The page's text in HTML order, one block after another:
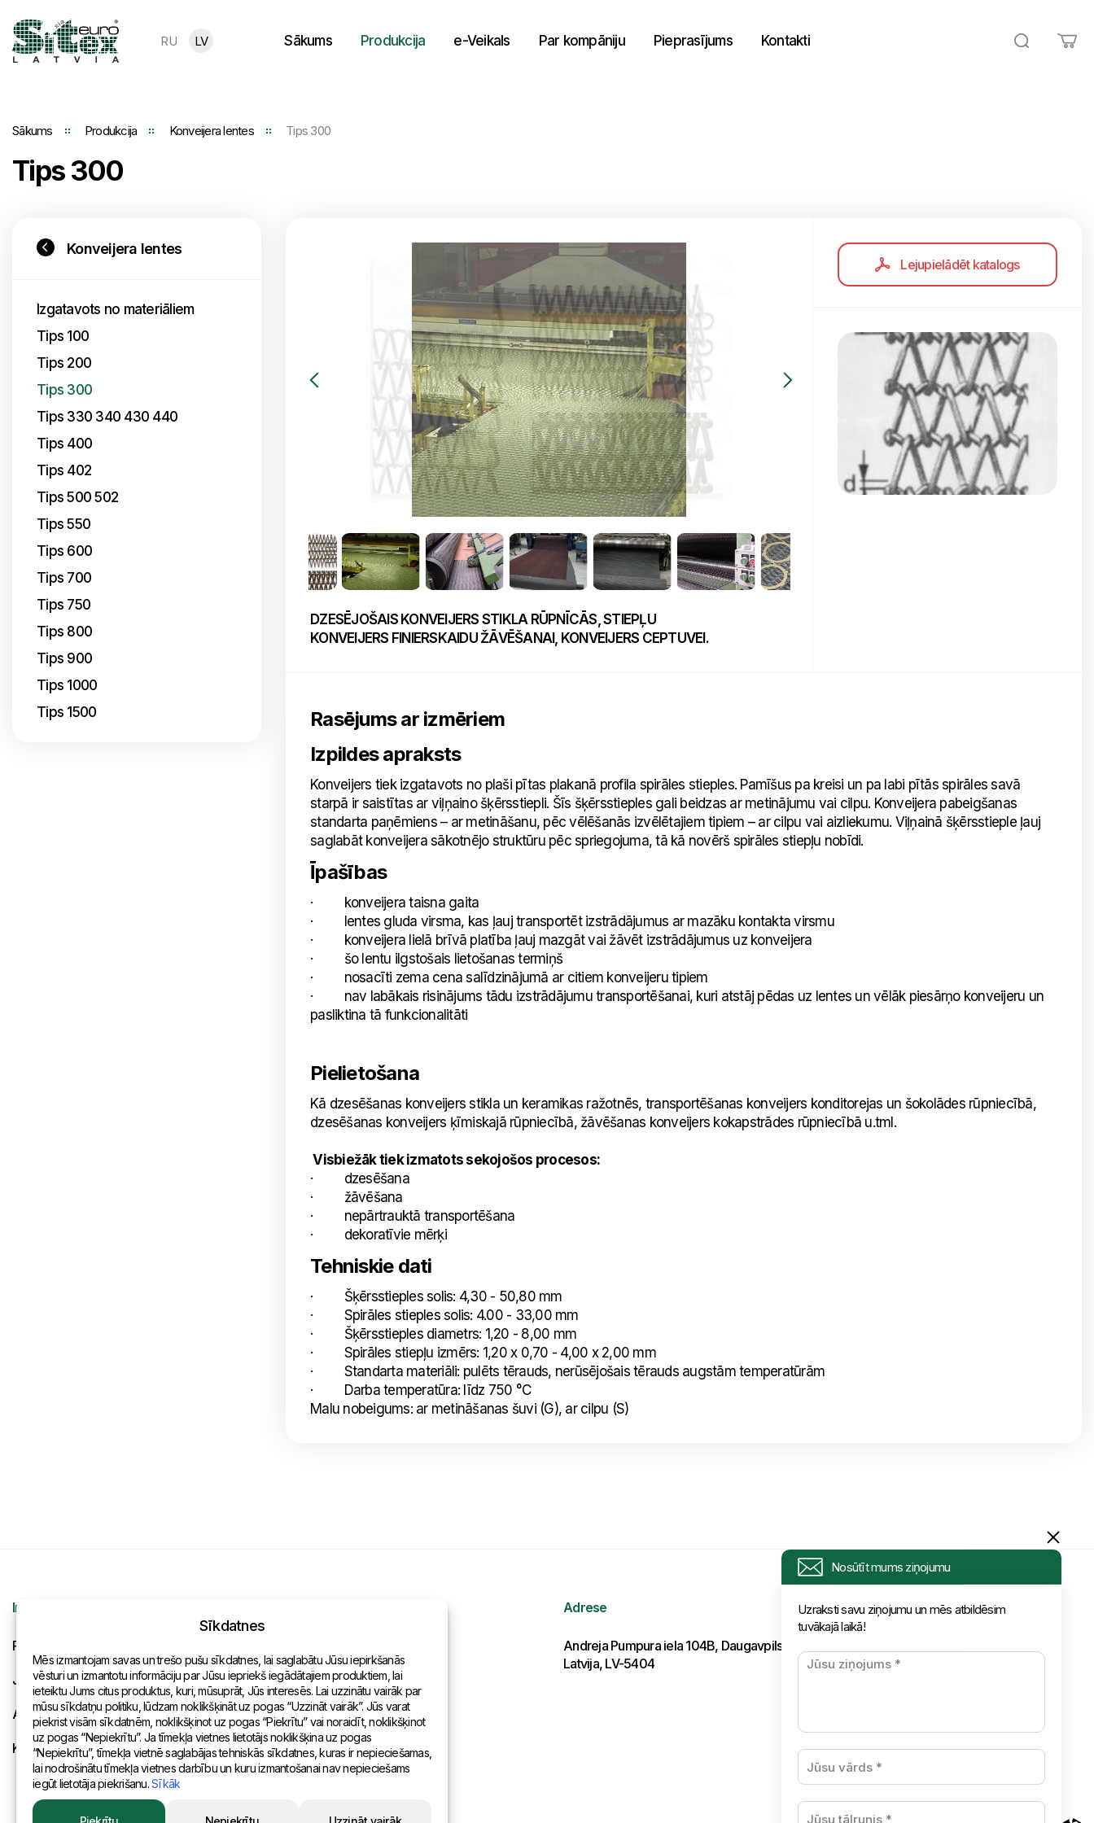
RU LV Sākums Produkcija e-Veikals Par kompāniju Pieprasījums Kontakti
Sākums Produkcija Konveijera lentes Tips 300
Tips 300
Konveijera lentes
Izgatavots no materiāliem
Tips 100
Tips 200
Tips 300
Tips 330 340 430 440
Tips 400
Tips 402
Tips 500 502
Tips 550
Tips 600
Tips 700
Tips 750
Tips 800
Tips 900
Tips 1000
Tips 1500
DZESĒJOŠAIS KONVEIJERS STIKLA RŪPNĪCĀS, STIEPĻU
KONVEIJERS FINIERSKAIDU ŽĀVĒŠANAI, KONVEIJERS CEPTUVEI.
Lejupielādēt katalogs
Rasējums ar izmēriem
Izpildes apraksts
Konveijers tiek izgatavots no plaši pītas plakanā profila spirāles stieples. Pamīšus pa kreisi un pa labi pītās spirāles savā
starpā ir saistītas ar viļņaino šķērsstiepli. Šīs šķērsstieples gali beidzas ar metinājumu vai cilpu. Konveijera pabeigšanas
standarta paņēmiens – ar metināšanu, pēc vēlēšanās izvēlētajiem tipiem – ar cilpu vai aizliekumu. Viļņainā šķērsstieple ļauj
saglabāt konveijera sākotnējo struktūru pēc spriegojuma, tā kā novērš spirāles stiepļu nobīdi.
Īpašības
· konveijera taisna gaita
· lentes gluda virsma, kas ļauj transportēt izstrādājumus ar mazāku kontakta virsmu
· konveijera lielā brīvā platība ļauj mazgāt vai žāvēt izstrādājumus uz konveijera
· šo lentu ilgstošais lietošanas termiņš
· nosacīti zema cena salīdzinājumā ar citiem konveijeru tipiem
· nav labākais risinājums tādu izstrādājumu transportēšanai, kuri atstāj pēdas uz lentes un vēlāk piesārņo konveijeru un
pasliktina tā funkcionalitāti
Pielietošana
Kā dzesēšanas konveijers stikla un keramikas ražotnēs, transportēšanas konveijers konditorejas un šokolādes rūpniecībā,
dzesēšanas konveijers ķīmiskajā rūpniecībā, žāvēšanas konveijers kokapstrādes rūpniecībā u.tml.
Visbiežāk tiek izmatots sekojošos procesos:
· dzesēšana
· žāvēšana
· nepārtrauktā transportēšana
· dekoratīvie mērķi
Tehniskie dati
· Šķērsstieples solis: 4,30 - 50,80 mm
· Spirāles stieples solis: 4.00 - 33,00 mm
· Šķērsstieples diametrs: 1,20 - 8,00 mm
· Spirāles stiepļu izmērs: 1,20 x 0,70 - 4,00 x 2,00 mm
· Standarta materiāli: pulēts tērauds, nerūsējošais tērauds augstām temperatūrām
· Darba temperatūra: līdz 750 °C
Malu nobeigums: ar metināšanas šuvi (G), ar cilpu (S)
Informācija
Pieprasījums
Jaunumi
Apmaksa un piegāde
Konfidencialitātes politika
Pārstāvniecības pasaulē
Adrese
Andreja Pumpura iela 104B, Daugavpils,
Latvija, LV-5404
Sīkdatnes
Mēs izmantojam savas un trešo pušu sīkdatnes, lai saglabātu Jūsu iepirkšanās
vēsturi un izmantotu informāciju par Jūsu iepriekš iegādātajiem produktiem, lai
ieteiktu Jums citus produktus, kuri, mūsuprāt, Jūs interesēs. Lai uzzinātu vairāk par
mūsu sīkdatņu politiku, lūdzam noklikšķināt uz pogas “Uzzināt vairāk”. Jūs varat
piekrist visām sīkdatnēm, noklikšķinot uz pogas “Piekrītu” vai noraidīt, noklikšķinot
uz pogas “Nepiekrītu”. Ja tīmekļa vietnes lietotājs noklikšķina uz pogas
“Nepiekrītu”, tīmekļa vietnē saglabājas tehniskās sīkdatnes, kuras ir nepieciešamas,
lai nodrošinātu tīmekļa vietnes darbību un kuru izmantošanai nav nepieciešams
iegūt lietotāja piekrišanu.Sīkāk